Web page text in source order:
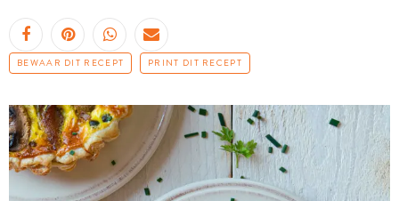
BEWAAR DIT RECEPT PRINT DIT RECEPT